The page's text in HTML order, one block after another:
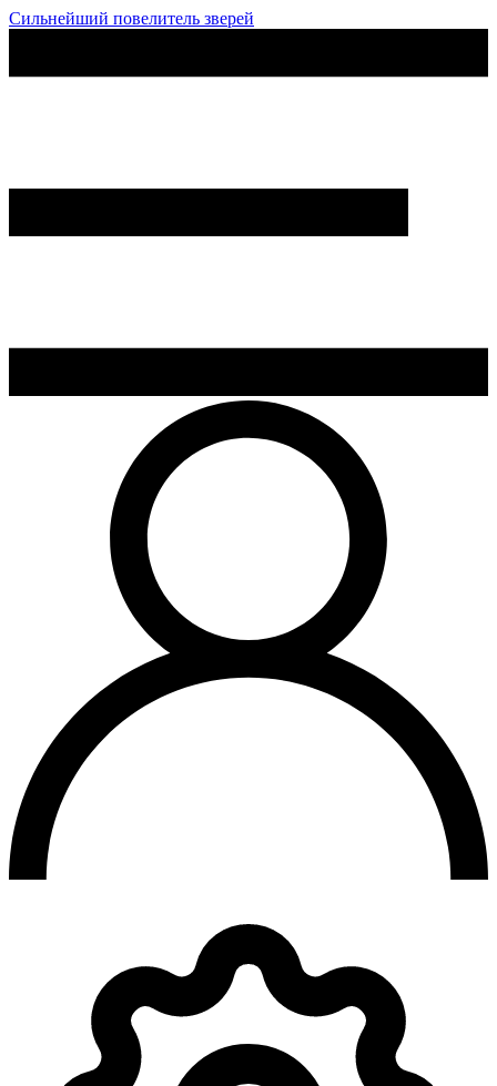
Сильнейший повелитель зверей